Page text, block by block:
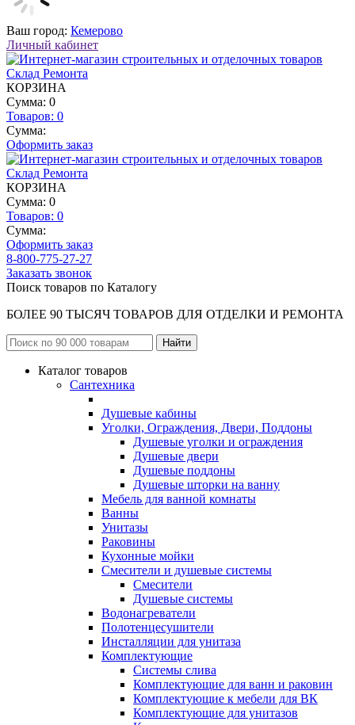
Ваш город: Кемерово
Личный кабинет
КОРЗИНА
Сумма: 0
Товаров: 0
Сумма:
Оформить заказ
КОРЗИНА
Сумма: 0
Товаров: 0
Сумма:
Оформить заказ
8-800-775-27-27
Заказать звонок
Поиск товаров по Каталогу
БОЛЕЕ 90 ТЫСЯЧ ТОВАРОВ ДЛЯ ОТДЕЛКИ И РЕМОНТА
Каталог товаров
Сантехника
Душевые кабины
Уголки, Ограждения, Двери, Поддоны
Душевые уголки и ограждения
Душевые двери
Душевые поддоны
Душевые шторки на ванну
Мебель для ванной комнаты
Ванны
Унитазы
Раковины
Кухонные мойки
Смесители и душевые системы
Смесители
Душевые системы
Водонагреватели
Полотенцесушители
Инсталляции для унитаза
Комплектующие
Системы слива
Комплектующие для ванн и раковин
Комплектующие к мебели для ВК
Комплектующие для унитазов